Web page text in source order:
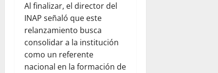
Al finalizar, el director del
INAP señaló que este
relanzamiento busca
consolidar a la institución
como un referente
nacional en la formación de